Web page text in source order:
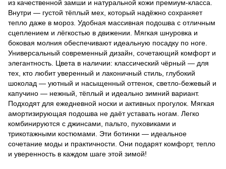
из качественной замши и натуральной кожи премиум-класса.
Внутри — густой тёплый мех, который надёжно сохраняет
тепло даже в мороз. Удобная массивная подошва с отличным
сцеплением и лёгкостью в движении. Мягкая шнуровка и
боковая молния обеспечивают идеальную посадку по ноге.
Универсальный современный дизайн, сочетающий комфорт и
элегантность. Цвета в наличии: классический чёрный — для
тех, кто любит уверенный и лаконичный стиль, глубокий
шоколад — уютный и насыщенный оттенок, светло-бежевый и
капучино — нежный, тёплый и идеально зимний вариант.
Подходят для ежедневной носки и активных прогулок. Мягкая
амортизирующая подошва не даёт уставать ногам. Легко
комбинируются с джинсами, пальто, пуховиками и
трикотажными костюмами. Эти ботинки — идеальное
сочетание моды и практичности. Они подарят комфорт, тепло
и уверенность в каждом шаге этой зимой!